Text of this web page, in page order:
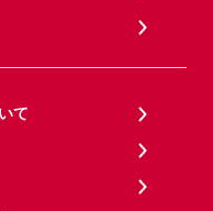
て